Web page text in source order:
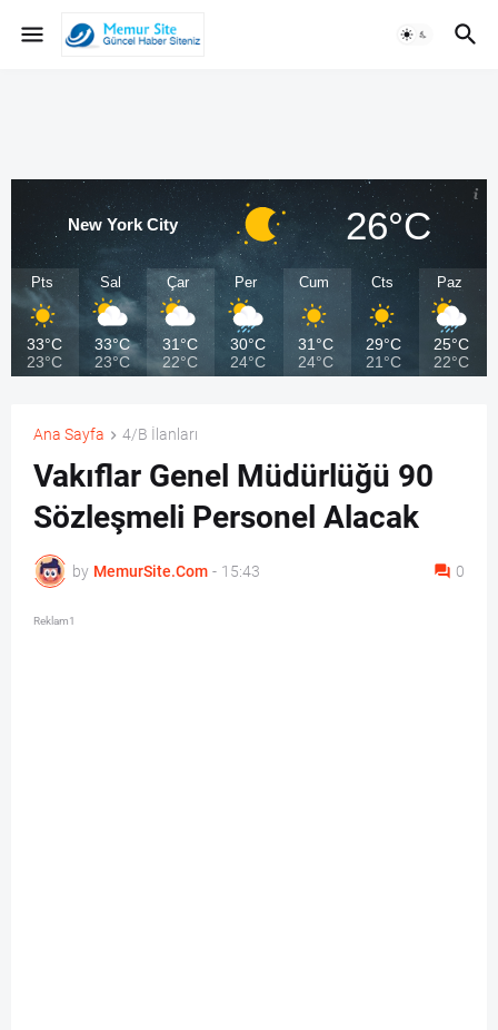
New York City 26°C
Pts
33°C
23°C
Sal
33°C
23°C
Çar
31°C
22°C
Per
30°C
24°C
Cum
31°C
24°C
Cts
29°C
21°C
Paz
25°C
22°C
Ana Sayfa 4/B İlanları
Vakıflar Genel Müdürlüğü 90
Sözleşmeli Personel Alacak
by MemurSite.Com - 15:43 0
Reklam1